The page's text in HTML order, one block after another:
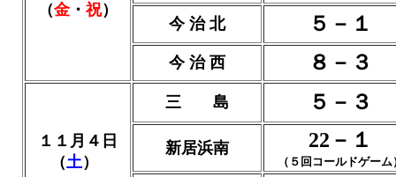
（金・ 祝）
今 治 北 ５－１
今 治 西 ８－３
１１月４日
（土）
三 島 ５－３
新居浜南 22－１
（５回コールドゲーム